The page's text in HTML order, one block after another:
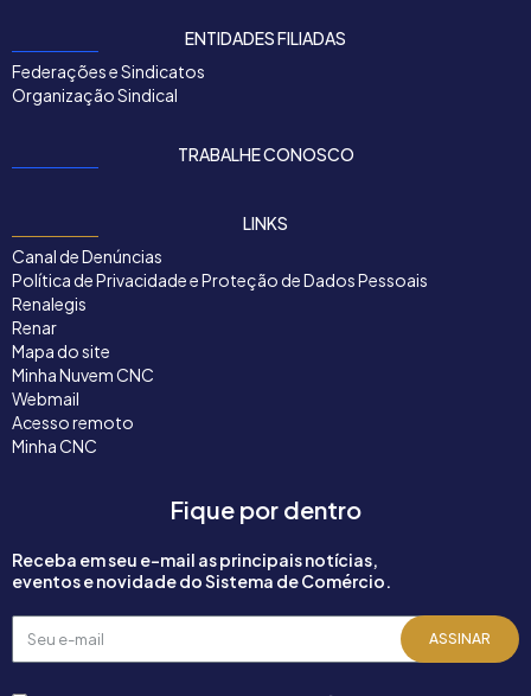
ENTIDADES FILIADAS
Federações e Sindicatos
Organização Sindical
TRABALHE CONOSCO
LINKS
Canal de Denúncias
Política de Privacidade e Proteção de Dados Pessoais
Renalegis
Renar
Mapa do site
Minha Nuvem CNC
Webmail
Acesso remoto
Minha CNC
Fique por dentro
Receba em seu e-mail as principais notícias,
eventos e novidade do Sistema de Comércio.
Seu
e-
ASSINAR